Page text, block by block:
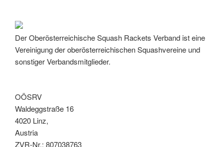
Der Oberösterreichische Squash Rackets Verband ist eine
Vereinigung der oberösterreichischen Squashvereine und
sonstiger Verbandsmitglieder.
OÖSRV
Waldeggstraße 16
4020 Linz,
Austria
ZVR-Nr.: 807038763